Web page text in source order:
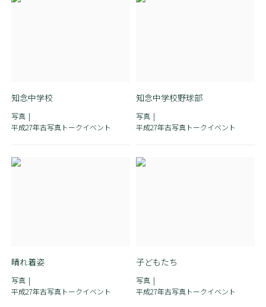
知念中学校
写真
平成27年古写真トークイベント
知念中学校野球部
写真
平成27年古写真トークイベント
晴れ着姿
写真
平成27年古写真トークイベント
子どもたち
写真
平成27年古写真トークイベント